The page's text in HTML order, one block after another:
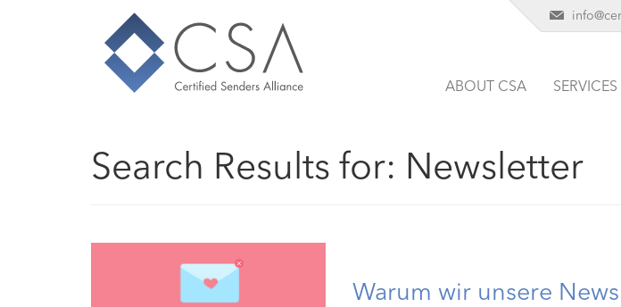
ABOUT CSA SERVICES
Search Results for: Newsletter
Warum wir unsere